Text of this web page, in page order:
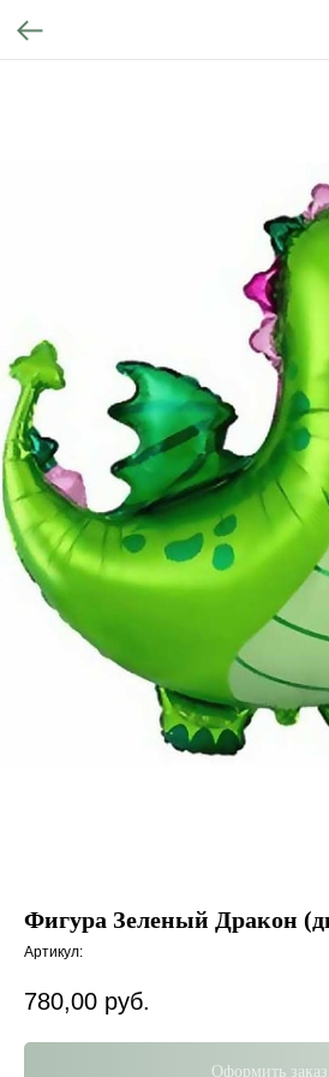
Фигура Зеленый Дракон
Артикул:
780,00 руб.
Оформить заказ